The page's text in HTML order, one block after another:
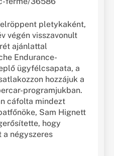
pletykaként,
végén visszavonult
ajánlattal
Endurance-
ügyfélcsapata, a
hozzájuk a
programjukban.
cáfolta mindezt
Sam Hignett
hogy
négyszeres